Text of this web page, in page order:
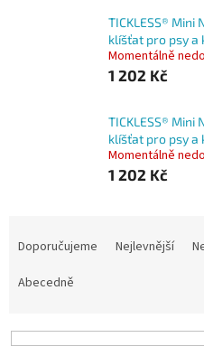
TICKLESS®
klíšťat pro psy a
Momentálně
1 202 Kč
TICKLESS®
klíšťat pro psy a
Momentálně
1 202 Kč
p
Doporučujeme Nejlevnější
Abecedně